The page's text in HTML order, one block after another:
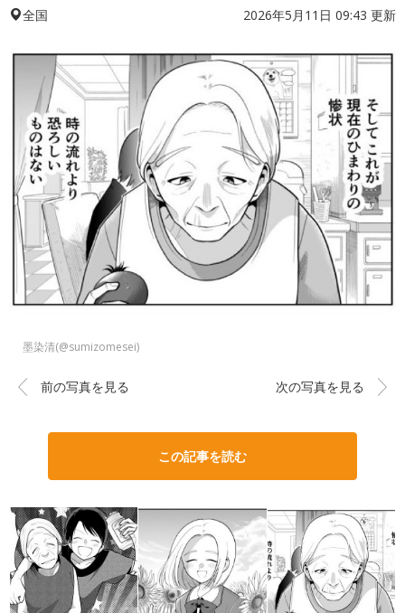
全国 2026年5月11日 09:43 更新
墨染清(@sumizomesei)
前の写真を見る 次の写真を見る
この記事を読む